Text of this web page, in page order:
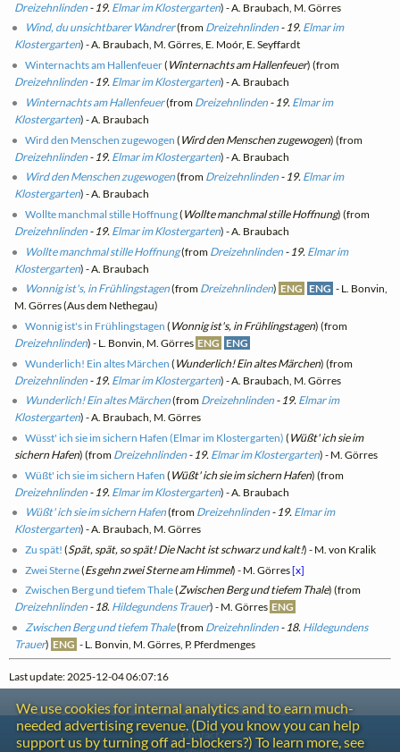
Dreizehnlinden - 19. Elmar im Klostergarten) - A. Braubach, M. Görres
Wind, du unsichtbarer Wandrer(from Dreizehnlinden - 19. Elmar im
Klostergarten) - A. Braubach, M. Görres, E. Moór, E. Seyffardt
Winternachts am Hallenfeuer( Winternachts am Hallenfeuer) (from
Dreizehnlinden - 19. Elmar im Klostergarten) - A. Braubach
Winternachts am Hallenfeuer(from Dreizehnlinden - 19. Elmar im
Klostergarten) - A. Braubach
Wird den Menschen zugewogen ( Wird den Menschen zugewogen) (from
Dreizehnlinden - 19. Elmar im Klostergarten) - A. Braubach
Wird den Menschen zugewogen(from Dreizehnlinden - 19. Elmar im
Klostergarten) - A. Braubach
Wollte manchmal stille Hoffnung( Wollte manchmal stille Hoffnung) (from
Dreizehnlinden - 19. Elmar im Klostergarten) - A. Braubach
Wollte manchmal stille Hoffnung(from Dreizehnlinden - 19. Elmar im
Klostergarten) - A. Braubach
Wonnig ist's, in Frühlingstagen(from Dreizehnlinden) ENG ENG - L. Bonvin,
M. Görres (Aus dem Nethegau)
Wonnig ist's in Frühlingstagen ( Wonnig ist's, in Frühlingstagen) (from
Dreizehnlinden) - L. Bonvin, M. Görres ENG ENG
Wunderlich! Ein altes Märchen ( Wunderlich! Ein altes Märchen) (from
Dreizehnlinden - 19. Elmar im Klostergarten) - A. Braubach, M. Görres
Wunderlich! Ein altes Märchen(from Dreizehnlinden - 19. Elmar im
Klostergarten) - A. Braubach, M. Görres
Wüsst' ich sie im sichern Hafen (Elmar im Klostergarten) ( Wüßt' ich sie im
sichern Hafen) (from Dreizehnlinden - 19. Elmar im Klostergarten) - M. Görres
Wüßt' ich sie im sichern Hafen ( Wüßt' ich sie im sichern Hafen) (from
Dreizehnlinden - 19. Elmar im Klostergarten) - A. Braubach
Wüßt' ich sie im sichern Hafen(from Dreizehnlinden - 19. Elmar im
Klostergarten) - A. Braubach, M. Görres
Zu spät! (Spät, spät, so spät! Die Nacht ist schwarz und kalt!) - M. von Kralik
Zwei Sterne(Es gehn zwei Sterne am Himmel) - M. Görres[x]
Zwischen Berg und tiefem Thale(Zwischen Berg und tiefem Thale) (from
Dreizehnlinden - 18. Hildegundens Trauer) - M. Görres ENG
Zwischen Berg und tiefem Thale(from Dreizehnlinden - 18. Hildegundens
Trauer) ENG - L. Bonvin, M. Görres, P. Pferdmenges
Last update: 2025-12-04 06:07:16
We use cookies for internal analytics and to earn much-
needed advertising revenue. (Did you know you can help
support us by turning off ad-blockers?) To learn more, see
Contact